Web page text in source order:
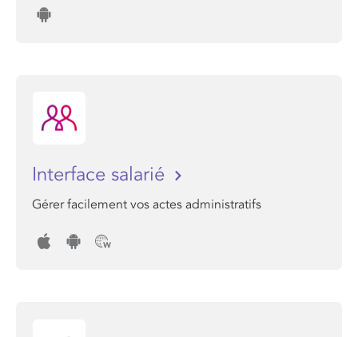
Interface salarié
Gérer facilement vos actes administratifs